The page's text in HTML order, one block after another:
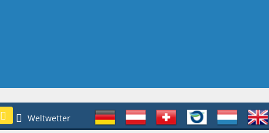
Weltwetter